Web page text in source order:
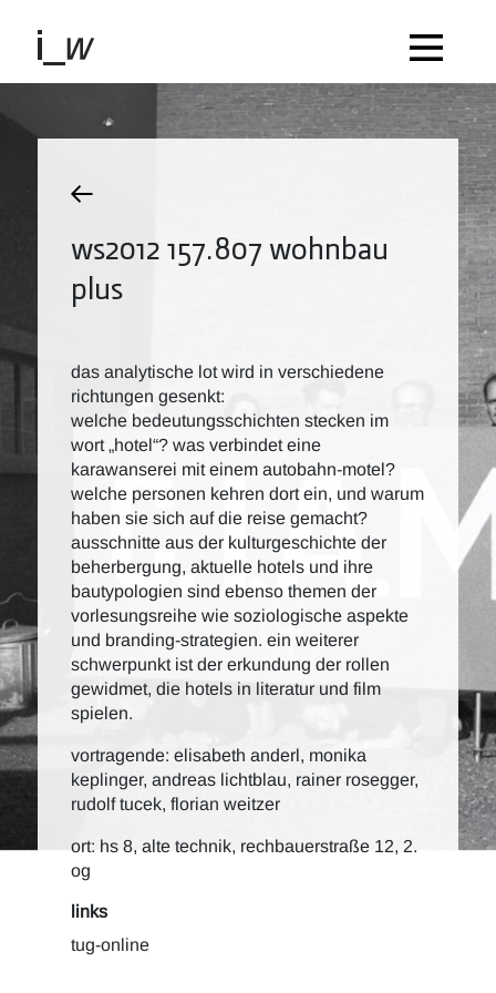
ws2012 157.807 wohnbau
plus
das analytische lot wird in verschiedene
richtungen gesenkt:
welche bedeutungsschichten stecken im
wort „hotel“? was verbindet eine
karawanserei mit einem autobahn-motel?
welche personen kehren dort ein, und warum
haben sie sich auf die reise gemacht?
ausschnitte aus der kulturgeschichte der
beherbergung, aktuelle hotels und ihre
bautypologien sind ebenso themen der
vorlesungsreihe wie soziologische aspekte
und branding-strategien. ein weiterer
schwerpunkt ist der erkundung der rollen
gewidmet, die hotels in literatur und film
spielen.
vortragende: elisabeth anderl, monika
keplinger, andreas lichtblau, rainer rosegger,
rudolf tucek, florian weitzer
ort: hs 8, alte technik, rechbauerstraße 12, 2.
og
links
tug-online